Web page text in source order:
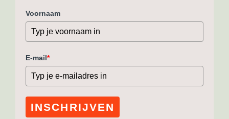
Voornaam
E-mail*
INSCHRIJVEN